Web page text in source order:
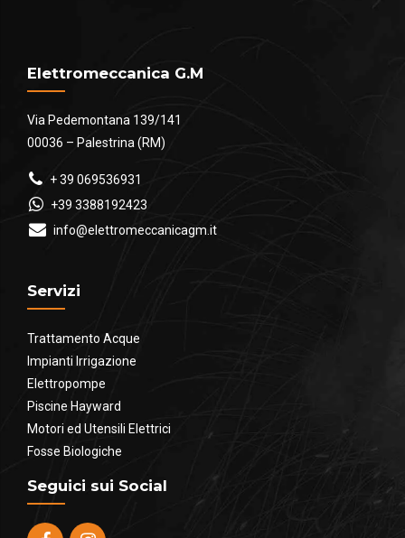
Elettromeccanica G.M
Via Pedemontana 139/141
00036 – Palestrina (RM)
+ 39 069536931
+39 3388192423
info@elettromeccanicagm.it
Servizi
Trattamento Acque
Impianti Irrigazione
Elettropompe
Piscine Hayward
Motori ed Utensili Elettrici
Fosse Biologiche
Seguici sui Social